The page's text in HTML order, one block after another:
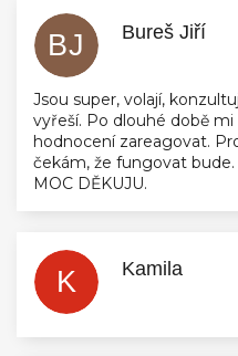
BJ Bureš Jiří
Hodnocení
Jsou super, volají,
vyřeší. Po dlouhé době
hodnocení zareagovat.
čekám, že fungovat bude.
MOC DĚKUJU.
K Kamila
Hodnocení